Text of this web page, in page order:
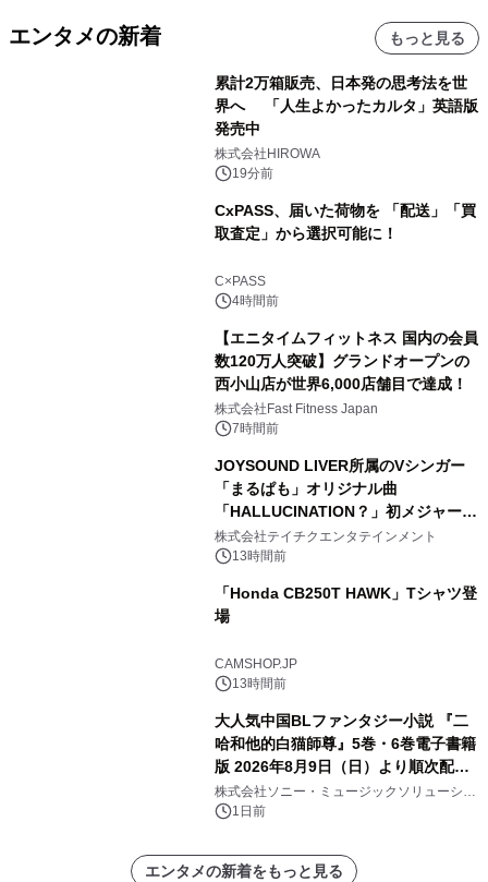
エンタメの新着 もっと見る
累計2万箱販売、日本発の思考法を世
界へ 「人生よかったカルタ」英語版
発売中
株式会社HIROWA
19分前
CxPASS、届いた荷物を 「配送」「買
取査定」から選択可能に！
C×PASS
4時間前
【エニタイムフィットネス 国内の会員
数120万人突破】グランドオープンの
西小山店が世界6,000店舗目で達成！
株式会社Fast Fitness Japan
7時間前
JOYSOUND LIVER所属のVシンガー
「まるぱも」オリジナル曲
「HALLUCINATION？」初メジャー配
信リリース決定！
株式会社テイチクエンタテインメント
13時間前
「Honda CB250T HAWK」Tシャツ登
場
CAMSHOP.JP
13時間前
大人気中国BLファンタジー小説 『二
哈和他的白猫師尊』5巻・6巻電子書籍
版 2026年8月9日（日）より順次配信
開始
株式会社ソニー・ミュージックソリューショ
ンズ1日前
エンタメの新着をもっと見る